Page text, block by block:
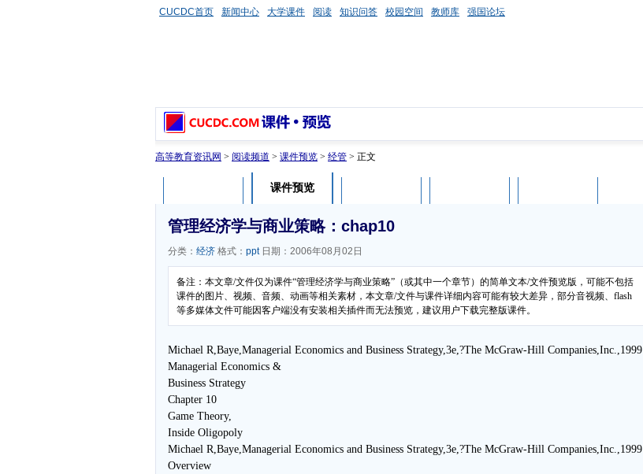
CUCDC首页 新闻中心 大学课件 阅读 知识问答 校园空间 教师库 强国论坛
高等教育资讯网 > 阅读频道 > 课件预览 > 经管 > 正文
课件预览
管理经济学与商业策略：chap10
分类： 经济 格式： ppt日期：2006年08月02日
备注：本文章/文件仅为课件“管理经济学与商业策略”（或其中一个章节）的简单文本/文件预览版，可能不包括
课件的图片、视频、音频、动画等相关素材，本文章/文件与课件详细内容可能有较大差异，部分音视频、flash
等多媒体文件可能因客户端没有安装相关插件而无法预览，建议用户下载完整版课件。
Michael R,Baye,Managerial Economics and Business Strategy,3e,?The McGraw-Hill Companies,Inc.,1999
Managerial Economics &
Business Strategy
Chapter 10
Game Theory,
Inside Oligopoly
Michael R,Baye,Managerial Economics and Business Strategy,3e,?The McGraw-Hill Companies,Inc.,1999
Overview